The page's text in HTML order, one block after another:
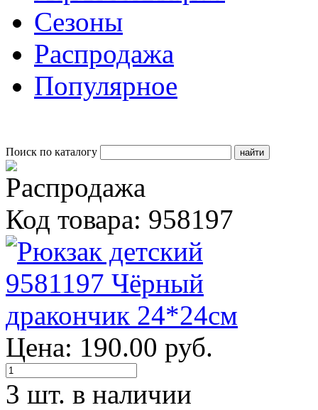
Сезоны
Распродажа
Популярное
Поиск по каталогу
Код товара: 958197
Цена: 190.00 руб.
3 шт. в наличии